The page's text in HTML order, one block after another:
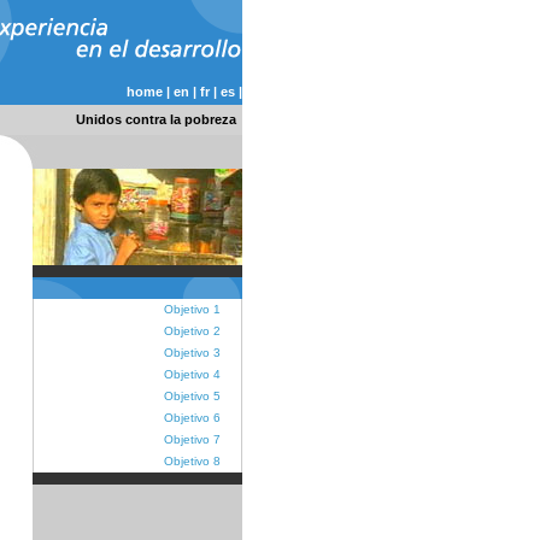
home | en | fr | es |
Unidos contra la pobreza
Objetivo 1
Objetivo 2
Objetivo 3
Objetivo 4
Objetivo 5
Objetivo 6
Objetivo 7
Objetivo 8